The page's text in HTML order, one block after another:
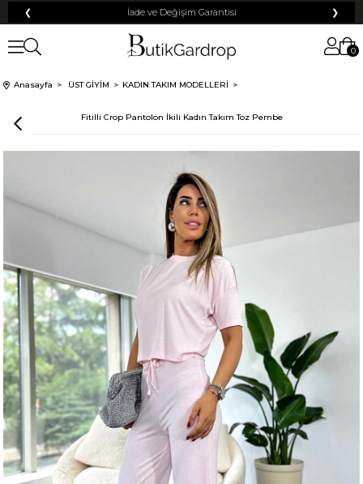
❮ İade ve Değişim Garantisi ❯
0
Anasayfa ÜST GİYİM KADIN TAKIM MODELLERİ
Fitilli Crop Pantolon İkili Kadın Takım Toz Pembe